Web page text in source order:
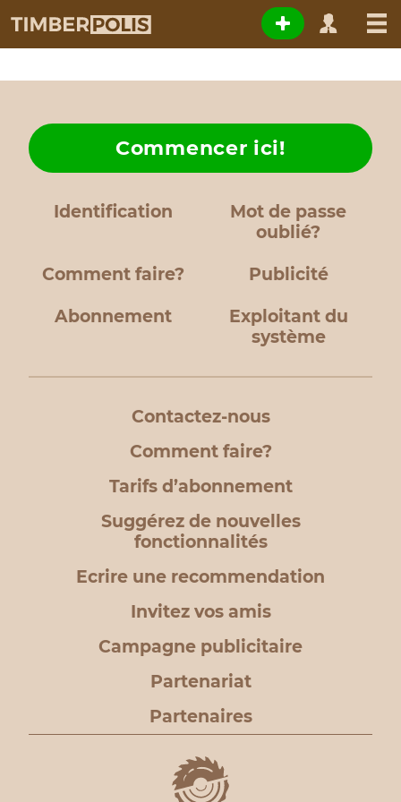
Identification
Mot de passe
oublié?
Comment faire?
Commencer ici!
Publicité
Abonnement
Exploitant du
système
Contactez-nous
Comment faire?
Tarifs d’abonnement
Suggérez de nouvelles
fonctionnalités
Ecrire une recommendation
Invitez vos amis
Campagne publicitaire
Partenariat
Partenaires